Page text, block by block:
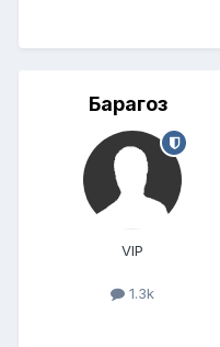
Барагоз
VIP
1.3k